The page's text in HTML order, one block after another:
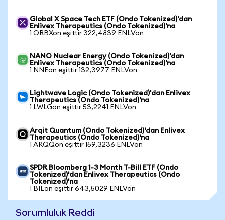
Global X Space Tech ETF (Ondo Tokenized)'dan
Enlivex Therapeutics (Ondo Tokenized)'na
1 ORBXon eşittir 322,4839 ENLVon
NANO Nuclear Energy (Ondo Tokenized)'dan
Enlivex Therapeutics (Ondo Tokenized)'na
1 NNEon eşittir 132,3977 ENLVon
Lightwave Logic (Ondo Tokenized)'dan Enlivex
Therapeutics (Ondo Tokenized)'na
1 LWLGon eşittir 53,2241 ENLVon
Arqit Quantum (Ondo Tokenized)'dan Enlivex
Therapeutics (Ondo Tokenized)'na
1 ARQQon eşittir 159,3236 ENLVon
SPDR Bloomberg 1-3 Month T-Bill ETF (Ondo
Tokenized)'dan Enlivex Therapeutics (Ondo
Tokenized)'na
1 BILon eşittir 643,5029 ENLVon
Sorumluluk Reddi